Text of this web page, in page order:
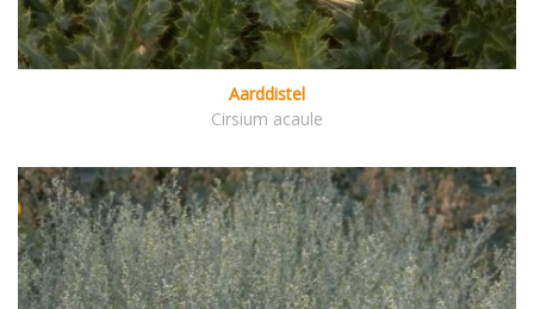
Aarddistel
Cirsium acaule